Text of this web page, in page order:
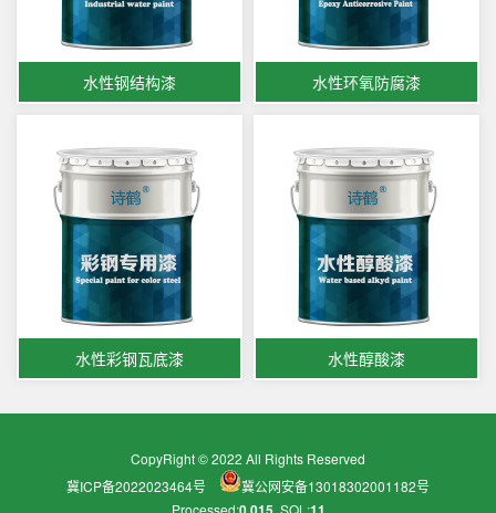
水性钢结构漆 水性环氧防腐漆
水性彩钢瓦底漆 水性醇酸漆
CopyRight © 2022 All Rights Reserved
冀ICP备2022023464号
冀公网安备13018302001182号
Processed:
, SQL: